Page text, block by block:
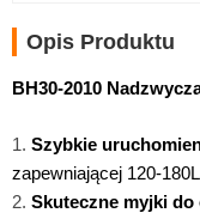
Opis Produktu
BH30-2010
Szybkie
zapewniającej 120-
Skuteczne myjki do